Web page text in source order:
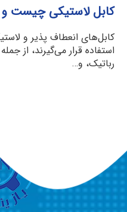
کابل لاستیکی چیست و
کابل‌های انعطاف پذیر و
استفاده قرار می‌گیرند، از
رباتیک، و…